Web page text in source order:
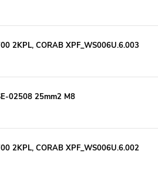
2KPL, CORAB XPF_WS006U.6.003
02508 25mm2 M8
2KPL, CORAB XPF_WS006U.6.002